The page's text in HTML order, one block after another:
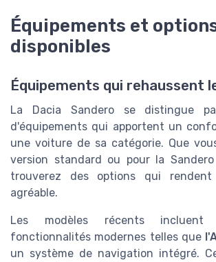
Équipements et
disponibles
Équipements qui rehaussent
La Dacia Sandero se distingue
d'équipements qui apportent un
une voiture de sa catégorie. Que
version standard ou pour la
trouverez des options qui
agréable.
Les modèles récents incluent
fonctionnalités modernes telles que
un système de navigation intégré.